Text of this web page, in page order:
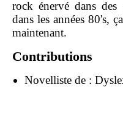
rock énervé dans
dans les années 80's,
maintenant.
Contributions
Novelliste de :